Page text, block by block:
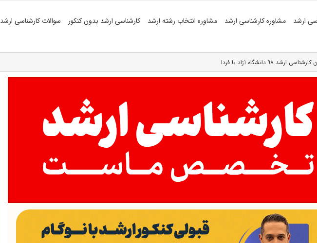
ارشد مشاوره کارشناسی ارشد مشاوره انتخاب رشته ارشد کارشناسی ارشد بدون کنکور سوالات کارشناسی ارشد
۹۸ دانشگاه آزاد تا فردا